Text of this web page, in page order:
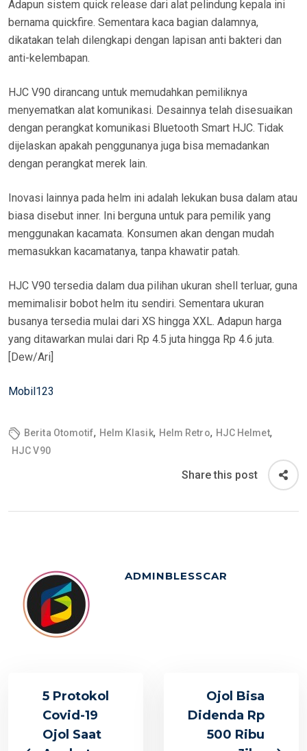
Adapun sistem quick release dari alat pelindung kepala ini
bernama quickfire. Sementara kaca bagian dalamnya,
dikatakan telah dilengkapi dengan lapisan anti bakteri dan
anti-kelembapan.
HJC V90 dirancang untuk memudahkan pemiliknya
menyematkan alat komunikasi. Desainnya telah disesuaikan
dengan perangkat komunikasi Bluetooth Smart HJC. Tidak
dijelaskan apakah penggunanya juga bisa memadankan
dengan perangkat merek lain.
Inovasi lainnya pada helm ini adalah lekukan busa dalam atau
biasa disebut inner. Ini berguna untuk para pemilik yang
menggunakan kacamata. Konsumen akan dengan mudah
memasukkan kacamatanya, tanpa khawatir patah.
HJC V90 tersedia dalam dua pilihan ukuran shell terluar, guna
memimalisir bobot helm itu sendiri. Sementara ukuran
busanya tersedia mulai dari XS hingga XXL. Adapun harga
yang ditawarkan mulai dari Rp 4.5 juta hingga Rp 4.6 juta.
[Dew/Ari]
Mobil123
Berita Otomotif, Helm Klasik, Helm Retro, HJC Helmet,
HJC V90
Share this post
ADMINBLESSCAR
5 Protokol
Covid-19
Ojol Saat
Ojol Bisa
Didenda Rp
500 Ribu